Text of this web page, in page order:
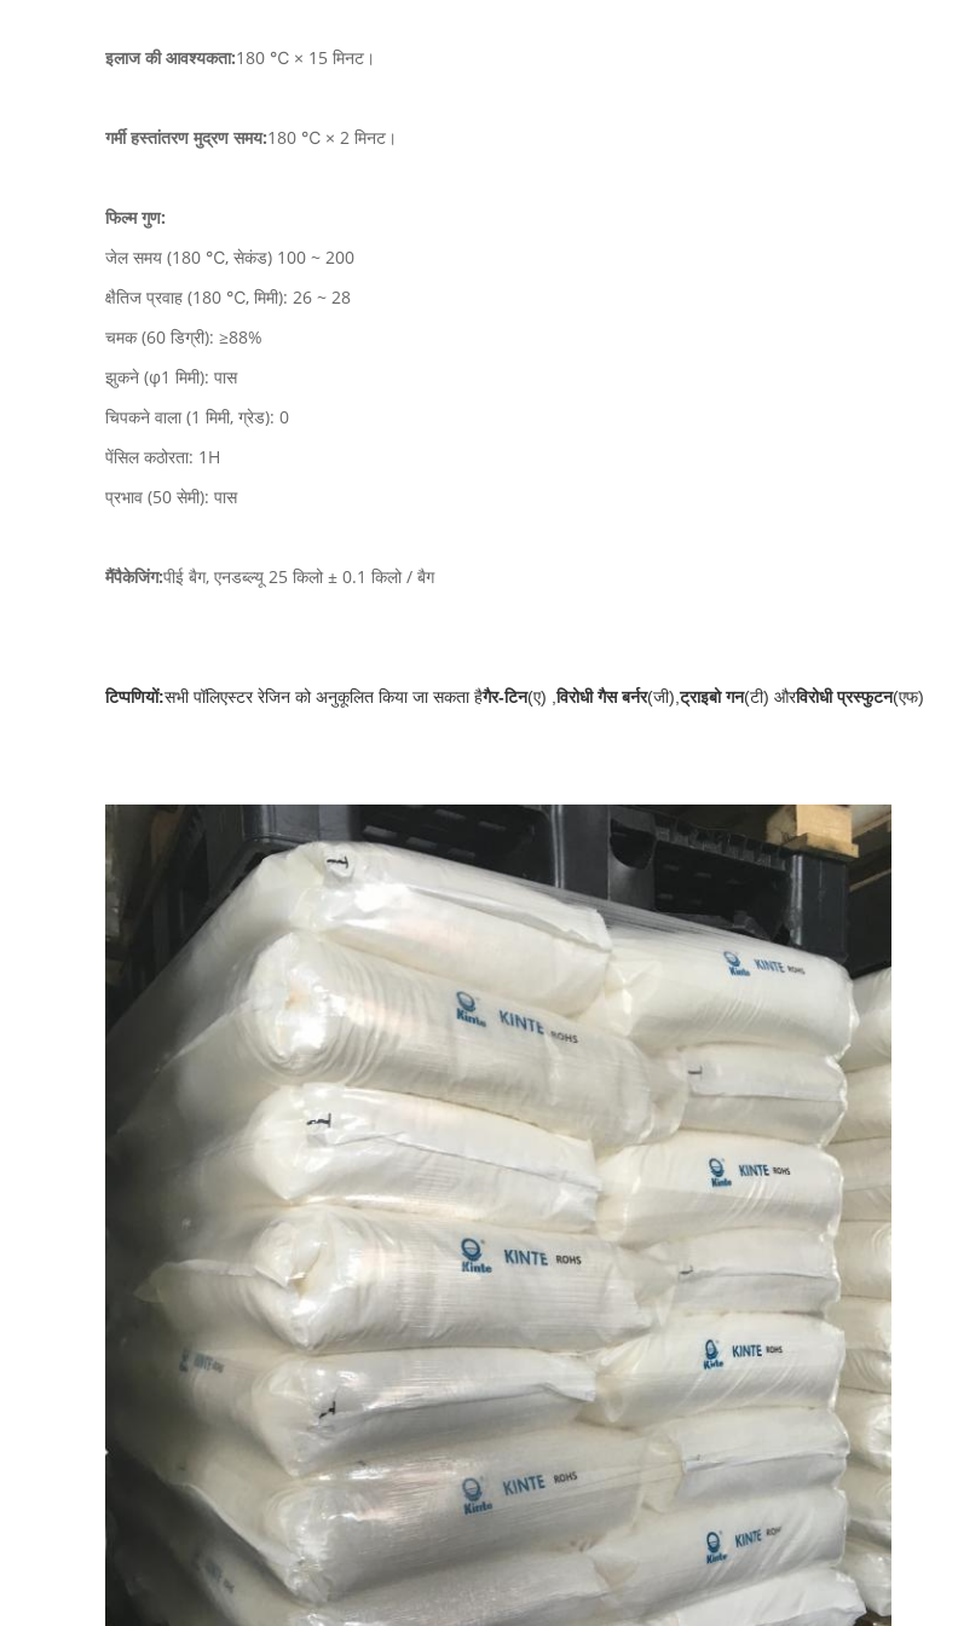
इलाज की आवश्यकता:180 ℃ × 15 मिनट।
गर्मी हस्तांतरण मुद्रण समय:180 ℃ × 2 मिनट।
फिल्म गुण:
जेल समय (180 ℃, सेकंड) 100 ~ 200
क्षैतिज प्रवाह (180 ℃, मिमी): 26 ~ 28
चमक (60 डिग्री): ≥88%
झुकने (φ1 मिमी): पास
चिपकने वाला (1 मिमी, ग्रेड): 0
पेंसिल कठोरता: 1H
प्रभाव (50 सेमी): पास
मैंपैकेजिंग:पीई बैग, एनडब्ल्यू 25 किलो ± 0.1 किलो / बैग
टिप्पणियों:सभी पॉलिएस्टर रेजिन को अनुकूलित किया जा सकता हैगैर-टिन(ए) ,विरोधी गैस बर्नर(जी),ट्राइबो गन(टी) औरविरोधी प्रस्फुटन(एफ)